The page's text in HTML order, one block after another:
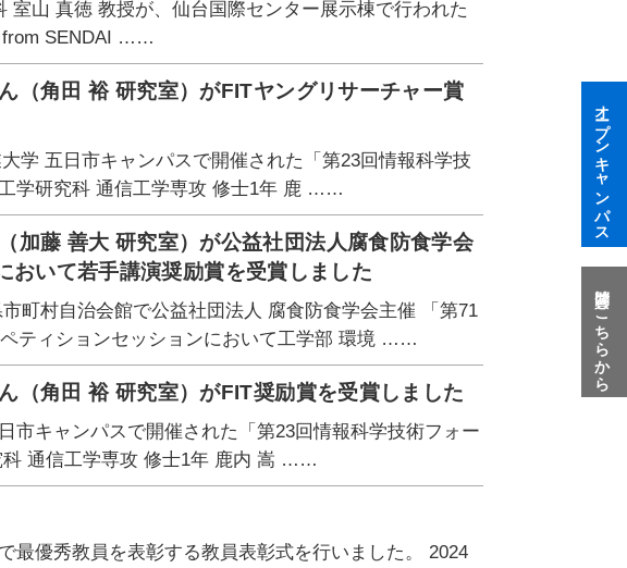
室山 真徳 教授が、仙台国際センター展示棟で行われた
from SENDAI ……
（角田 裕 研究室）がFITヤングリサーチャー賞
学 五日市キャンパスで開催された「第23回情報科学技
学研究科 通信工学専攻 修士1年 鹿 ……
加藤 善大 研究室）が公益社団法人腐食防食学会
おいて若手講演奨励賞を受賞しました
町村自治会館で公益社団法人 腐食防食学会主催 「第71
ティションセッションにおいて工学部 環境 ……
（角田 裕 研究室）がFIT奨励賞を受賞しました
市キャンパスで開催された「第23回情報科学技術フォー
科 通信工学専攻 修士1年 鹿内 嵩 ……
最優秀教員を表彰する教員表彰式を行いました。 2024
オープンキャンパス
質問はこちらから